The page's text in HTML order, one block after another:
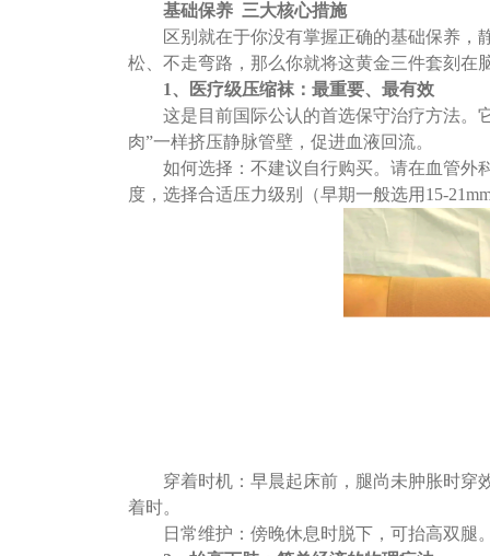
基础保养 三大核心措施
区别就在于你没有掌握正确的基础保养，
松、不走弯路，那么你就将这黄金三件套刻在
1、
医疗级压缩袜：最重要、最有效
这是目前国际公认的首选保守治疗方法。
肉”一样挤压静脉管壁，促进血液回流。
如何选择：不建议自行购买。请在血管外
度，选择合适压力级别（早期一般选用 15-
穿着时机：早晨起床前，腿尚未肿胀时穿
着时。
日常维护：傍晚休息时脱下，可抬高双